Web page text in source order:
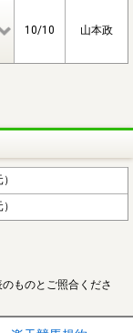
10/10 山本政
ものとご照合くださ